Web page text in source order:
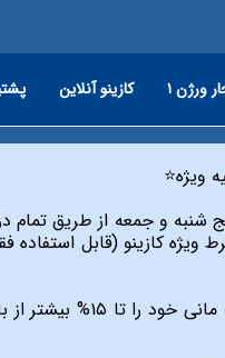
ورژن ۱ کازینو آنلاین
ویژه⭐️
۱۵% بیشتر از بازار بفروشید.